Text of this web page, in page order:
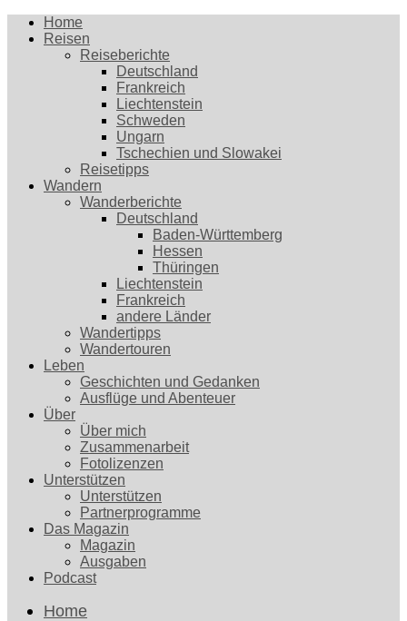
Home
Reisen
Reiseberichte
Deutschland
Frankreich
Liechtenstein
Schweden
Ungarn
Tschechien und Slowakei
Reisetipps
Wandern
Wanderberichte
Deutschland
Baden-Württemberg
Hessen
Thüringen
Liechtenstein
Frankreich
andere Länder
Wandertipps
Wandertouren
Leben
Geschichten und Gedanken
Ausflüge und Abenteuer
Über
Über mich
Zusammenarbeit
Fotolizenzen
Unterstützen
Unterstützen
Partnerprogramme
Das Magazin
Magazin
Ausgaben
Podcast
Home